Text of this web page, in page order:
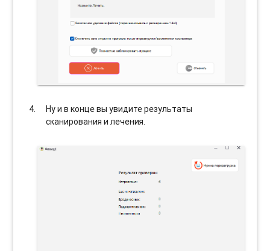
Ну и в конце вы увидите результаты
сканирования и лечения.